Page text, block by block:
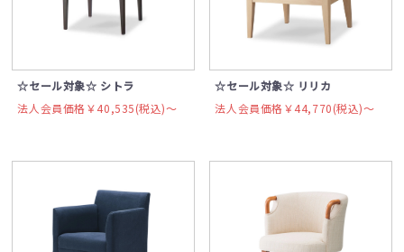
☆セール対象☆ シトラ
法人会員価格￥40,535(税込)〜
☆セール対象☆ リリカ
法人会員価格￥44,770(税込)〜